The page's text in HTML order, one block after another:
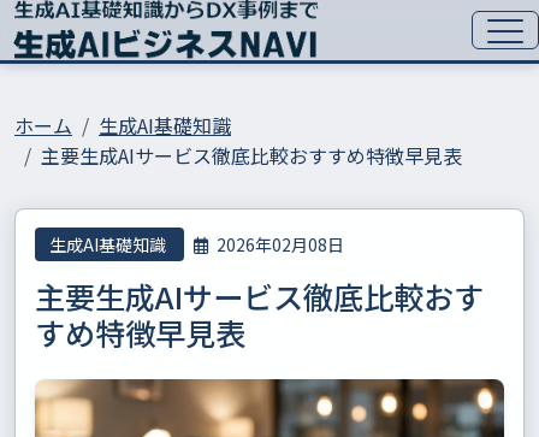
ホーム
生成AI基礎知識
主要生成AIサービス徹底比較おすすめ特徴早見表
生成AI基礎知識 2026年02月08日
主要生成AIサービス徹底比較おす
すめ特徴早見表